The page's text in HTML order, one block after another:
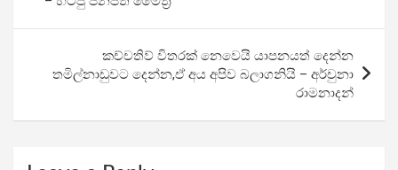
k
p
කච්චතිව් විතරක් නෙවෙයි යාපනයත් දෙන්න
තමිල්නාඩුවට දෙන්න,ඒ අය අපිව බලාගනියි – අර්චුනා
රාමනාදන්